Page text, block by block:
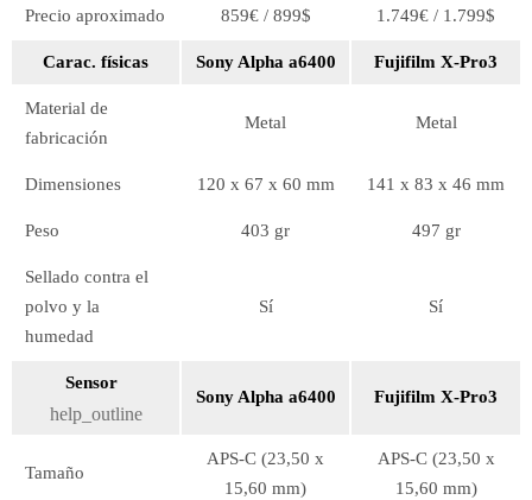
Precio aproximado 859€ / 899$ 1.749€ / 1.799$
Carac. físicas Sony Alpha a6400 Fujifilm X-Pro3
Material de
fabricación
Metal Metal
Dimensiones 120 x 67 x 60 mm 141 x 83 x 46 mm
Peso 403 gr 497 gr
Sellado contra el
polvo y la
humedad
Sí Sí
Sensor
help_outline
Sony Alpha a6400 Fujifilm X-Pro3
Tamaño
APS-C (23,50 x
15,60 mm)
APS-C (23,50 x
15,60 mm)